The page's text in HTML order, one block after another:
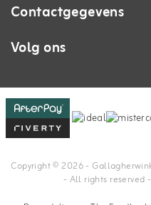
Contactgegevens
Volg ons
Copyright © 2026 -
- All rights reserved